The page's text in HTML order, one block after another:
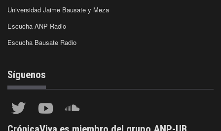
Universidad Jaime Bausate y Meza
Escucha ANP Radio
Escucha Bausate Radio
Síguenos